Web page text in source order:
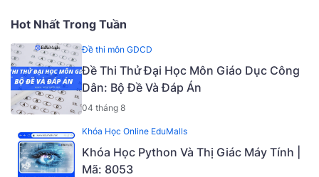
Hot Nhất Trong Tuần
Đề thi môn GDCD
Đề Thi Thử Đại Học Môn Giáo Dục Công
Dân: Bộ Đề Và Đáp Án
04 tháng 8
Khóa Học Online EduMalls
Khóa Học Python Và Thị Giác Máy Tính |
Mã: 8053